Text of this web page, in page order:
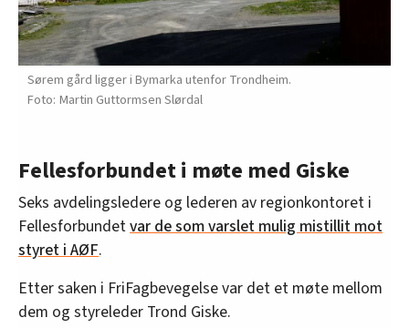
Sørem gård ligger i Bymarka utenfor Trondheim.
Martin Guttormsen Slørdal
Fellesforbundet i møte med Giske
Seks avdelingsledere og lederen av regionkontoret i
Fellesforbundetvar de som varslet mulig mistillit mot
styret i AØF.
Etter saken i FriFagbevegelse var det et møte mellom
dem og styreleder Trond Giske.